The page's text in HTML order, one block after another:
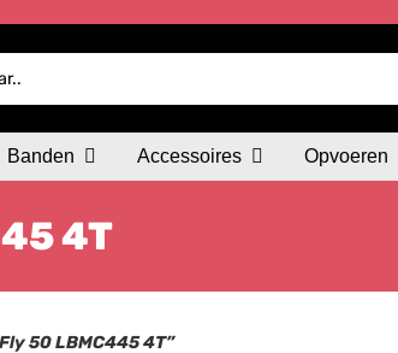
Banden Accessoires Opvoeren
4T
50 LBMC445 4T”